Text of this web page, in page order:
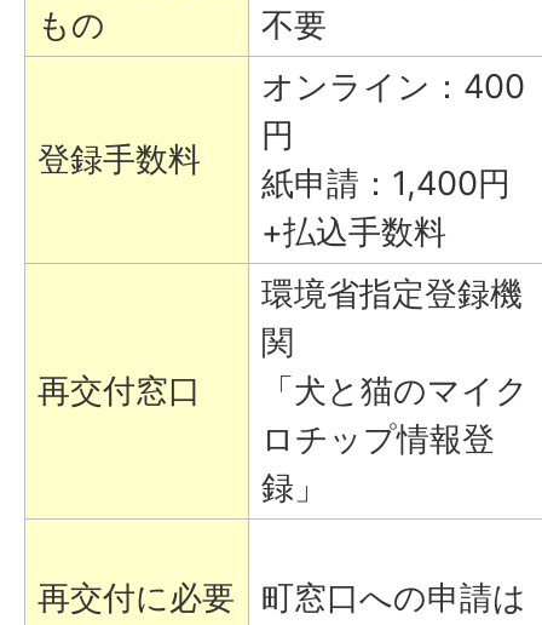
もの
不要
登録手数料
オンライン：400
円
紙申請：1,400円
+払込手数料
再交付窓口
環境省指定登録機
関
「犬と猫のマイク
ロチップ情報登
録」
再交付に必要
町窓口への申請は